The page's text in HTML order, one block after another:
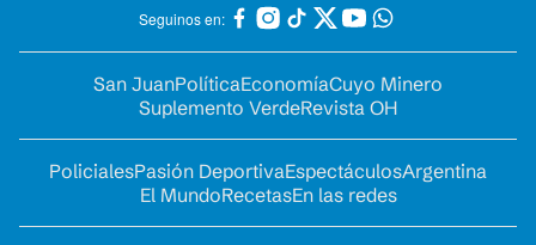
Seguinos en:
San JuanPolíticaEconomíaCuyo Minero
Suplemento VerdeRevista OH
PolicialesPasión DeportivaEspectáculosArgentina
El MundoRecetasEn las redes